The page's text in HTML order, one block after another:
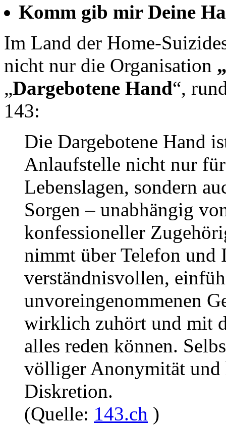
Komm gib mir Deine
Im Land der Home-
nicht nur die Organisation
„Dargebotene Hand“,
143:
Die Dargebotene Hand
Anlaufstelle nicht nur
Lebenslagen, sondern
Sorgen – unabhängig
konfessioneller
nimmt über Telefon und
verständnisvollen,
unvoreingenommenen
wirklich zuhört und mit
alles reden können.
völliger Anonymität und
Diskretion.
(Quelle: 143.ch )